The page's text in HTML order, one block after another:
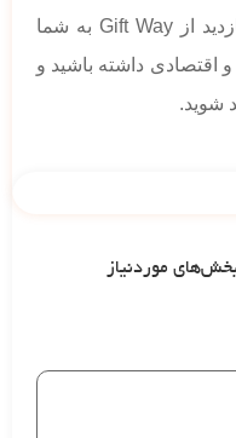
خدمات خود شناخته شده است. بازدید از Gift Way به شما
اقتصادی داشته باشید و
شوید.
بخش‌های موردنیاز